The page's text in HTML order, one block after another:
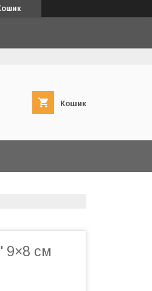
Кошик
9×8 см